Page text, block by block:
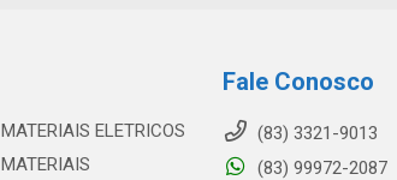
MATERIAIS ELETRICOS
MATERIAIS
Fale Conosco
(83) 3321-9013
(83) 99972-2087